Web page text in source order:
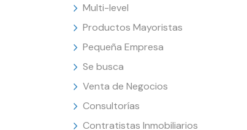
Multi-level
Productos Mayoristas
Pequeña Empresa
Se busca
Venta de Negocios
Consultorías
Contratistas Inmobiliarios